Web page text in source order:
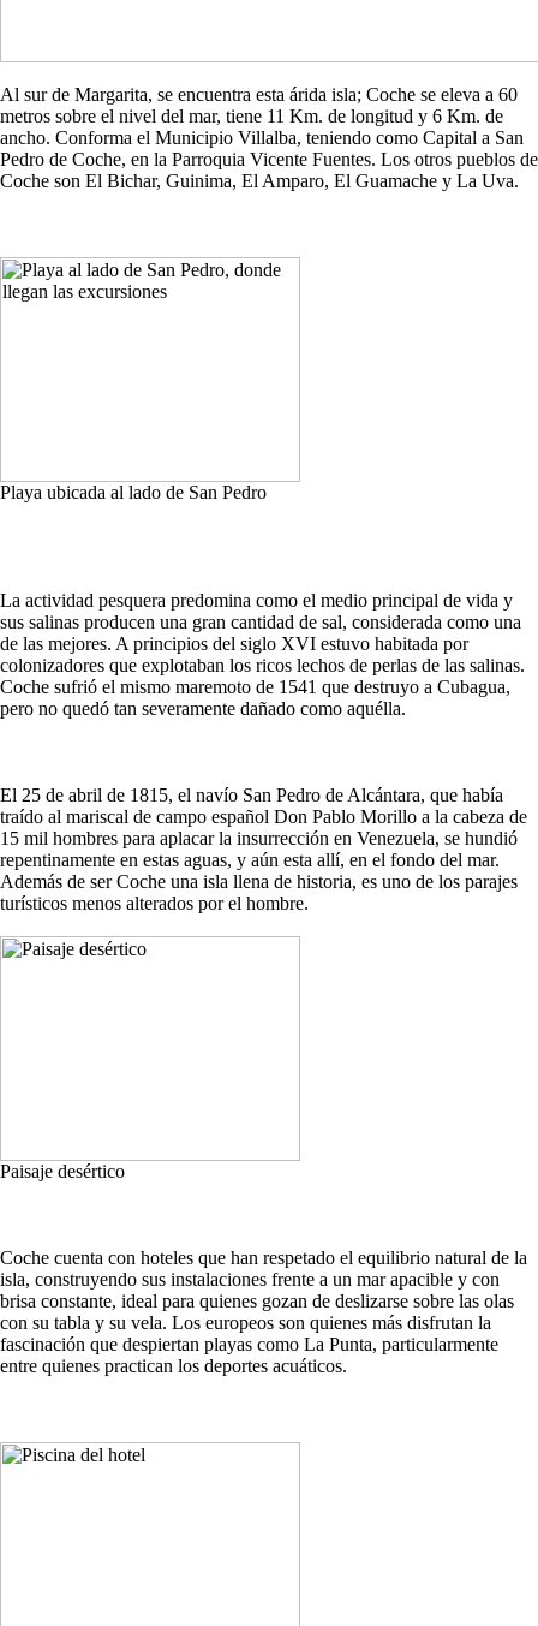
Al sur de Margarita, se encuentra esta árida isla; Coche se eleva a 60
metros sobre el nivel del mar, tiene 11 Km. de longitud y 6 Km. de
ancho. Conforma el Municipio Villalba, teniendo como Capital a San
Pedro de Coche, en la Parroquia Vicente Fuentes. Los otros pueblos de
Coche son El Bichar, Guinima, El Amparo, El Guamache y La Uva.
Playa ubicada al lado de San Pedro
La actividad pesquera predomina como el medio principal de vida y
sus salinas producen una gran cantidad de sal, considerada como una
de las mejores. A principios del siglo XVI estuvo habitada por
colonizadores que explotaban los ricos lechos de perlas de las salinas.
Coche sufrió el mismo maremoto de 1541 que destruyo a Cubagua,
pero no quedó tan severamente dañado como aquélla.
El 25 de abril de 1815, el navío San Pedro de Alcántara, que había
traído al mariscal de campo español Don Pablo Morillo a la cabeza de
15 mil hombres para aplacar la insurrección en Venezuela, se hundió
repentinamente en estas aguas, y aún esta allí, en el fondo del mar.
Además de ser Coche una isla llena de historia, es uno de los parajes
turísticos menos alterados por el hombre.
Paisaje desértico
Coche cuenta con hoteles que han respetado el equilibrio natural de la
isla, construyendo sus instalaciones frente a un mar apacible y con
brisa constante, ideal para quienes gozan de deslizarse sobre las olas
con su tabla y su vela. Los europeos son quienes más disfrutan la
fascinación que despiertan playas como La Punta, particularmente
entre quienes practican los deportes acuáticos.